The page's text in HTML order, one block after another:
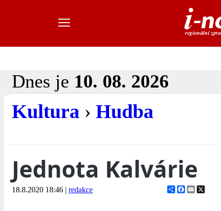
Dnes je 10. 08. 2026
Kultura › Hudba
Jednota Kalvárie
18.8.2020 18:46 | redakce ShareFacebook
Email